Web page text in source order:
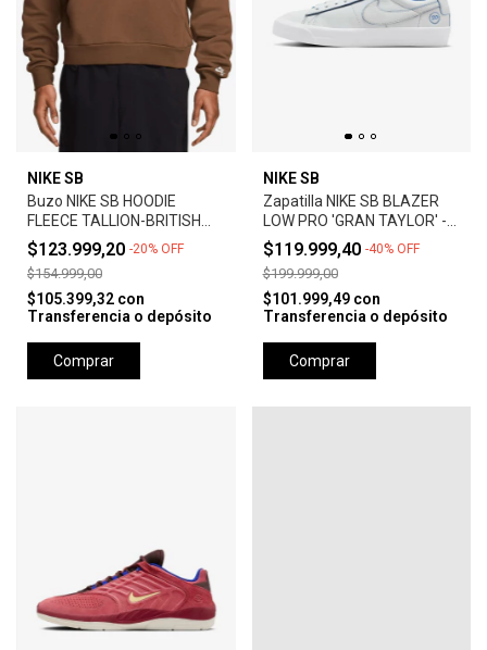
NIKE SB
Buzo NIKE SB HOODIE
FLEECE TALLION-BRITISH
TAN
$123.999,20 -20% OFF
$154.999,00
$105.399,32 con
Transferencia o depósito
Comprar
NIKE SB
Zapatilla NIKE SB BLAZER
LOW PRO 'GRAN TAYLOR' -
SUMMIT WHITE
$119.999,40 -40% OFF
$199.999,00
$101.999,49 con
Transferencia o depósito
Comprar